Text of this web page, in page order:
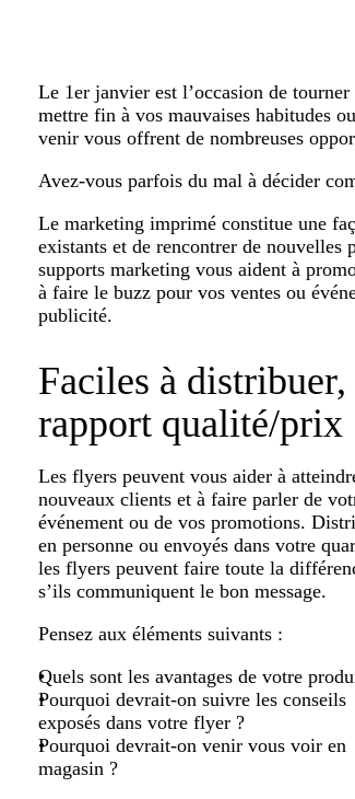
Le 1er janvier est l’occasion de
mettre fin à vos mauvaises habitudes
venir vous offrent de nombreuses
Avez-vous parfois du mal à décider
Le marketing imprimé constitue une
existants et de rencontrer de nouvelles
supports marketing vous aident à
à faire le buzz pour vos ventes ou
publicité.
Faciles à
rapport qualité/prix
Les flyers peuvent vous aider à
nouveaux clients et à faire parler de
événement ou de vos promotions.
en personne ou envoyés dans votre
les flyers peuvent faire toute la
s’ils communiquent le bon message.
Pensez aux éléments suivants :
Quels sont les avantages de votre
Pourquoi devrait-on suivre les conseils
exposés dans votre flyer ?
Pourquoi devrait-on venir vous voir en
magasin ?